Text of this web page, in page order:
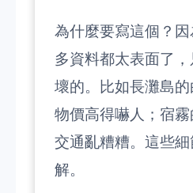
為什麼要寫這個？
多資料都太表面了
壞的。比如長灘島
物價高得嚇人；宿
交通亂糟糟。這些
解。